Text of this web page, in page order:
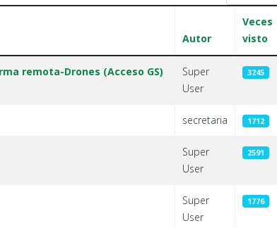
Autor
Veces
visto
remota-Drones (Acceso GS)
Super
User
3245
secretaria 1712
Super
User
2591
Super
User
1776